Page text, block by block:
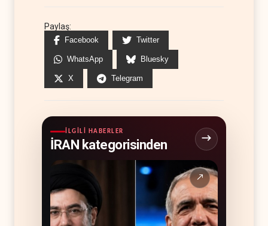
Paylaş:
Facebook Twitter
WhatsApp Bluesky
X Telegram
İLGILI HABERLER
İRAN kategorisinden
↗